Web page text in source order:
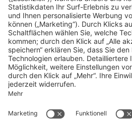
SPORTLER SÜDTIROL
UNSERE EMPFEHLUNGEN
Reise nach Südtirol
MENU